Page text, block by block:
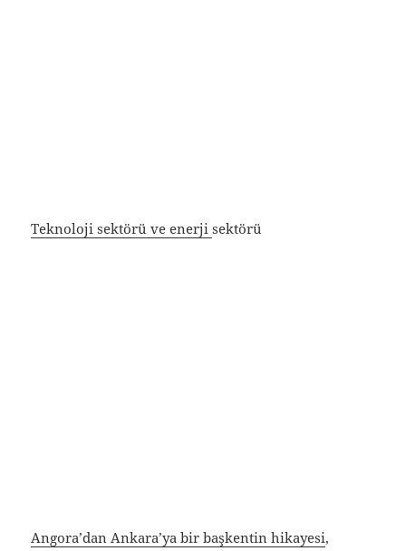
Teknoloji sektörü ve enerjisektörü
Angora’dan Ankara’ya bir başkentin hikayesi,